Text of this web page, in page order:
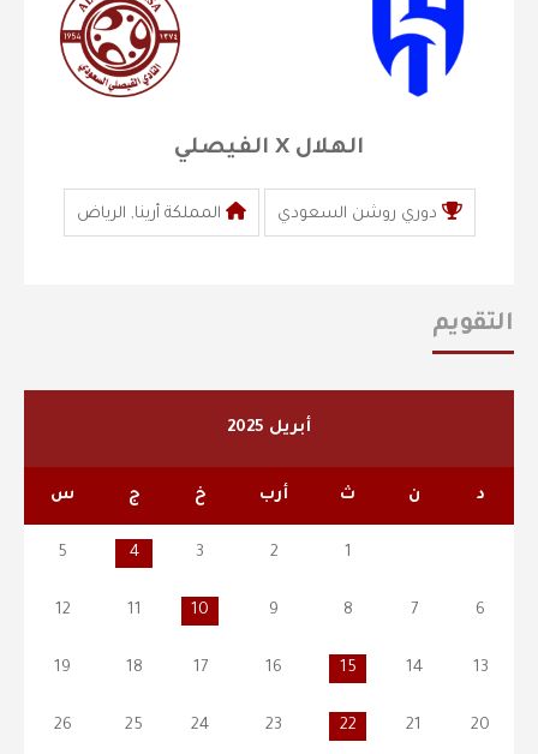
الهلال X الفيصلي
دوري روشن السعودي المملكة أرينا, الرياض
التقويم
أبريل 2025
د ن ث أرب خ ج س
1
2
3
4
5
6
7
8
9
10
11
12
13
14
15
16
17
18
19
20
21
22
23
24
25
26